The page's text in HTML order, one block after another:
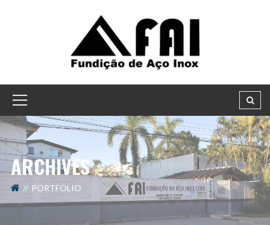
ARCHIVES
PORTFOLIO